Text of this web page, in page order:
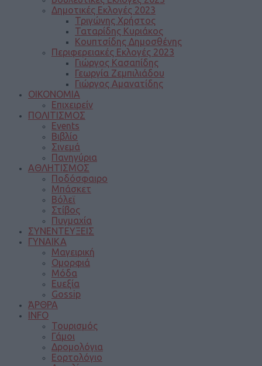
Δημοτικές Εκλογές 2023
Τριγώνης Χρήστος
Ταταρίδης Κυριάκος
Κουπτσίδης Δημοσθένης
Περιφερειακές Εκλογές 2023
Γιώργος Κασαπίδης
Γεωργία Ζεμπιλιάδου
Γιώργος Αμανατίδης
ΟΙΚΟΝΟΜΙΑ
Επιχειρείν
ΠΟΛΙΤΙΣΜΟΣ
Events
Βιβλίο
Σινεμά
Πανηγύρια
ΑΘΛΗΤΙΣΜΟΣ
Ποδόσφαιρο
Μπάσκετ
Βόλεϊ
Στίβος
Πυγμαχία
ΣΥΝΕΝΤΕΥΞΕΙΣ
ΓΥΝΑΙΚΑ
Μαγειρική
Ομορφιά
Μόδα
Ευεξία
Gossip
ΆΡΘΡΑ
INFO
Τουρισμός
Γάμοι
Δρομολόγια
Εορτολόγιο